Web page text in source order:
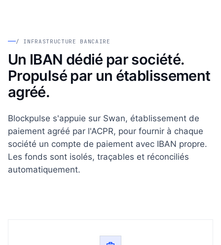
/ INFRASTRUCTURE BANCAIRE
Un IBAN dédié par société.
Propulsé par un établissement
agréé.
Blockpulse s'appuie sur Swan, établissement de
paiement agréé par l'ACPR, pour fournir à chaque
société un compte de paiement avec IBAN propre.
Les fonds sont isolés, traçables et réconciliés
automatiquement.